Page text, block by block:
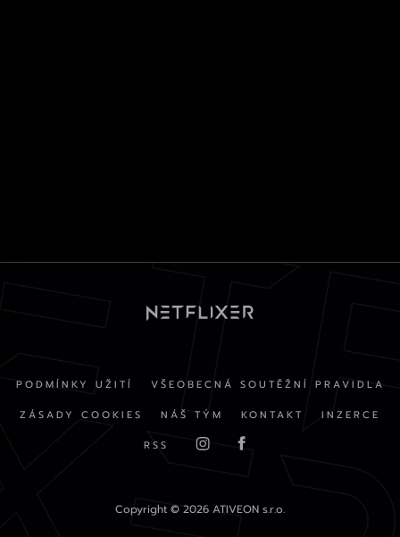
PODMÍNKY UŽITÍ
VŠEOBECNÁ SOUTĚŽNÍ PRAVIDLA
ZÁSADY COOKIES
NÁŠ TÝM KONTAKT
INZERCE
RSS
Copyright © 2026 ATIVEON s.r.o.